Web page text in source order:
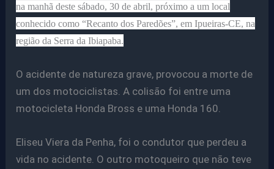
na manhã deste sábado, 30 de abril, próximo a um local
conhecido como “Recanto dos Paredões”, em Ipueiras-CE, na
região da Serra da Ibiapaba.
O acidente de natureza grave, provocou a morte de
um dos motociclistas. A colisão foi entre uma
motocicleta Honda Bross e uma Honda 160.
Eliseu Viera da Penha, foi o condutor que perdeu a
vida no acidente. O outro motoqueiro que não teve